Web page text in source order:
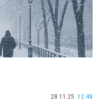
28.11.25 12:48